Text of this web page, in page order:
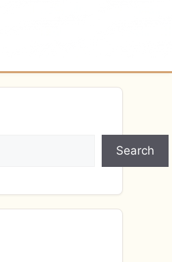
Search